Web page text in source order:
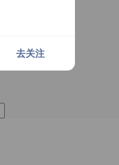
去关注